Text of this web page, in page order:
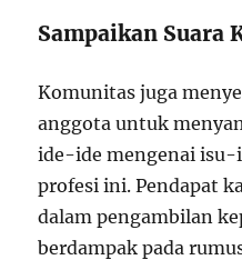
Sampaikan Suara
Komunitas juga
anggota untuk
ide-ide mengenai isu-
profesi ini. Pendapat
dalam pengambilan
berdampak pada